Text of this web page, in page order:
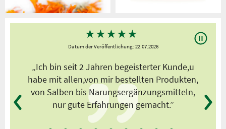
★★★★★
Datum der Veröffentlichung: 22.07.2026
„Ich bin seit 2 Jahren begeisterter Kunde,u
habe mit allen,von mir bestellten Produkten,
von Salben bis Narungsergänzungsmitteln,
nur gute Erfahrungen gemacht.”